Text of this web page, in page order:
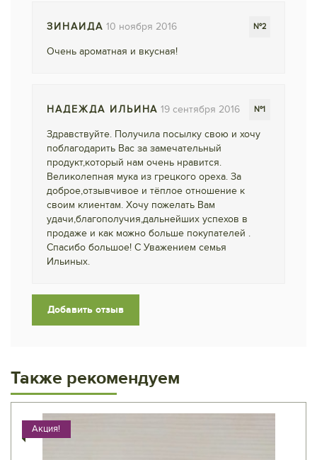
ЗИНАИДА 10 ноября 2016 №2
Очень ароматная и вкусная!
НАДЕЖДА ИЛЬИНА 19 сентября 2016 №1
Здравствуйте. Получила посылку свою и хочу
поблагодарить Вас за замечательный
продукт,который нам очень нравится.
Великолепная мука из грецкого ореха. За
доброе,отзывчивое и тёплое отношение к
своим клиентам. Хочу пожелать Вам
удачи,благополучия,дальнейших успехов в
продаже и как можно больше покупателей .
Спасибо большое! С Уважением семья
Ильиных.
Добавить отзыв
Также рекомендуем
Акция!